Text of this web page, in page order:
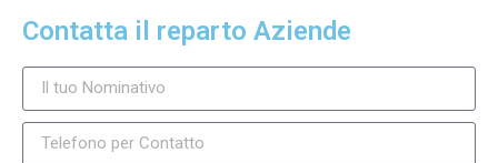
Contatta il reparto Aziende